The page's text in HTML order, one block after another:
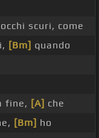
scuri, come
[Bm] quando
fine, [A] che
[Bm] ho